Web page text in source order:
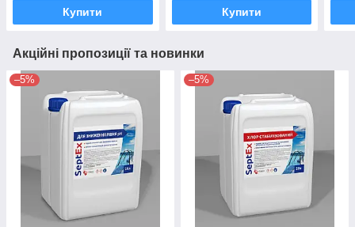
Купити Купити
Акційні пропозиції та новинки
–5% –5%